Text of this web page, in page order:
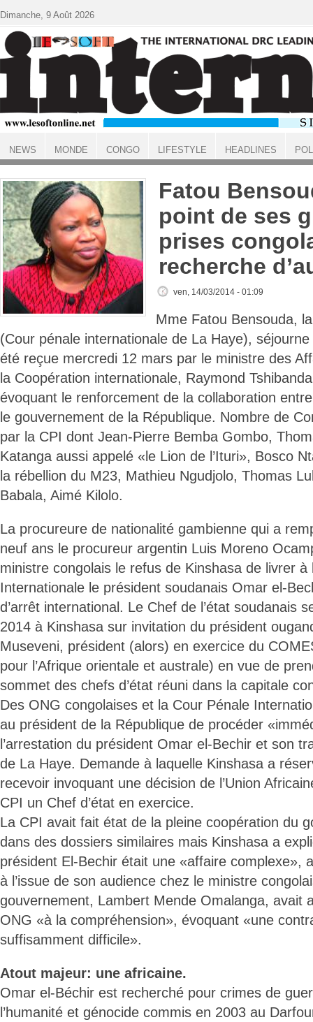
ACCUEIL
Fatou
point de ses
prises
recherche
ven, 14/03/2014 - 01:09
Mme Fatou Bensouda,
(Cour pénale internationale de La Haye),
été reçue mercredi 12 mars par le ministre des
la Coopération internationale, Raymond
évoquant le renforcement de la collaboration
le gouvernement de la République. Nombre de
par la CPI dont Jean-Pierre Bemba Gombo,
Katanga aussi appelé «le Lion de l’Ituri», Bosco
la rébellion du M23, Mathieu Ngudjolo, Thomas
Babala, Aimé Kilolo.
La procureure de nationalité gambienne qui a
neuf ans le procureur argentin Luis Moreno
ministre congolais le refus de Kinshasa de livrer à
Internationale le président soudanais Omar el-
d’arrêt international. Le Chef de l’état soudanais
2014 à Kinshasa sur invitation du président
Museveni, président (alors) en exercice du
pour l’Afrique orientale et australe) en vue de
sommet des chefs d’état réuni dans la capitale
Des ONG congolaises et la Cour Pénale
au président de la République de procéder
l’arrestation du président Omar el-Bechir et son
de La Haye. Demande à laquelle Kinshasa a
recevoir invoquant une décision de l’Union
CPI un Chef d’état en exercice.
La CPI avait fait état de la pleine coopération du
dans des dossiers similaires mais Kinshasa a
président El-Bechir était une «affaire complexe»,
à l’issue de son audience chez le ministre
gouvernement, Lambert Mende Omalanga, avait
ONG «à la compréhension», évoquant «une
suffisamment difficile».
Atout majeur: une africaine.
Omar el-Béchir est recherché pour crimes de
l’humanité et génocide commis en 2003 au
Dimanche, 9 Août 2026
NEWS MONDE CONGO LIFESTYLE HEADLINES